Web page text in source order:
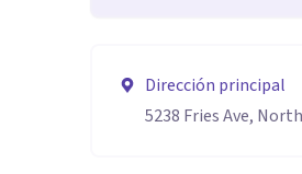
Dirección principal
5238 Fries Ave,